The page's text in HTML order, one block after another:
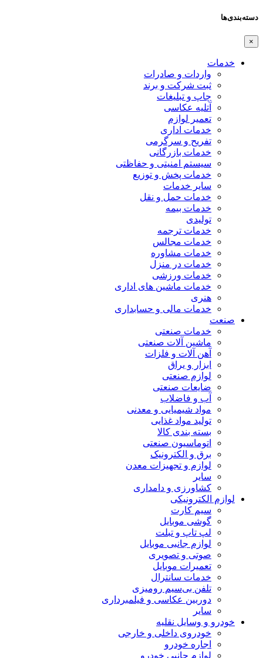
دسته‌بندی‌ها
×
خدمات
واردات و صادرات
ثبت شرکت و برند
چاپ و تبلیغات
آتلیه عکاسی
تعمیر لوازم
خدمات اداری
تفریح و سرگرمی
خدمات بازرگانی
سیستم امنیتی و حفاظتی
خدمات پخش و توزیع
سایر خدمات
خدمات حمل و نقل
خدمات بیمه
تولیدی
خدمات ترجمه
خدمات مجالس
خدمات مشاوره
خدمات در منزل
خدمات ورزشی
خدمات ماشین های اداری
هنری
خدمات مالی و حسابداری
صنعت
خدمات صنعتی
ماشین آلات صنعتی
آهن آلات و فلزات
ابزار و یراق
لوازم صنعتی
ضایعات صنعتی
آب و فاضلاب
مواد شیمیایی و معدنی
تولید مواد غذایی
بسته بندی کالا
اتوماسیون صنعتی
برق و الکترونیک
لوازم و تجهیزات معدن
سایر
کشاورزی و دامداری
لوازم الکترونیکی
سیم کارت
گوشی موبایل
لپ تاپ و تبلت
لوازم جانبی موبایل
صوتی و تصویری
تعمیرات موبایل
خدمات سانترال
تلفن بی‌سیم رومیزی
دوربین عکاسی و فیلمبرداری
سایر
خودرو و وسایل نقلیه
خودروی داخلی و خارجی
اجاره خودرو
لوازم جانبی خودرو